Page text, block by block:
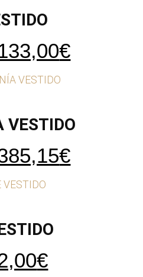
€El
es:
VESTIDO
€El
€El